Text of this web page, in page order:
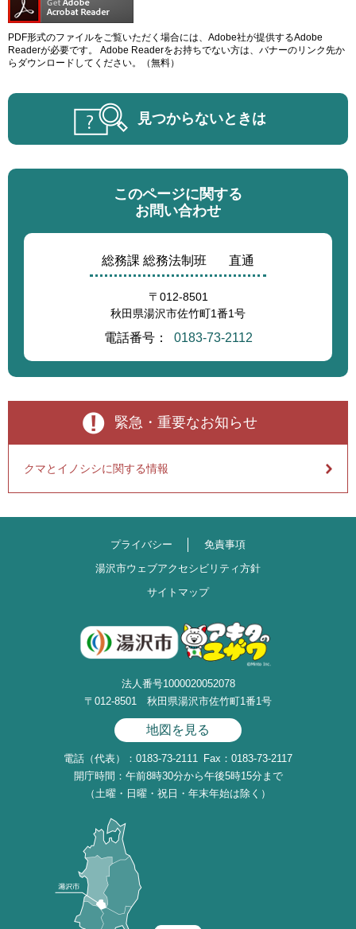
PDF形式のファイルをご覧いただく場合には、Adobe社が提供するAdobe
Readerが必要です。
Adobe Readerをお持ちでない方は、バナーのリンク先か
らダウンロードしてください。（無料）
見つからないときは
このページに関する
お問い合わせ
総務課 総務法制班 直通
〒012-8501
秋田県湯沢市佐竹町1番1号
電話番号： 0183-73-2112
緊急・重要なお知らせ
クマとイノシシに関する情報
プライバシー
免責事項
湯沢市ウェブアクセシビリティ方針
サイトマップ
法人番号1000020052078
〒012-8501 秋田県湯沢市佐竹町1番1号
地図を見る
電話（代表）：0183-73-2111 Fax：0183-73-2117
開庁時間：午前8時30分から午後5時15分まで
（土曜・日曜・祝日・年末年始は除く）